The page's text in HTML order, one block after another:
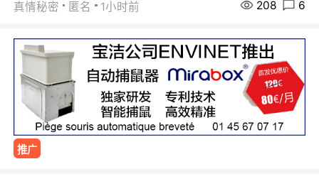
真情秘密 匿名 1小时前 208 6
推广